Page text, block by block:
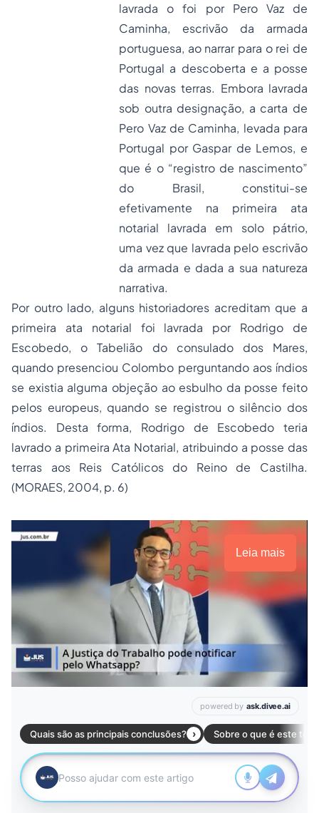
lavrada o foi por Pero Vaz de
Caminha, escrivão da armada
portuguesa, ao narrar para o rei de
Portugal a descoberta e a posse
das novas terras. Embora lavrada
sob outra designação, a carta de
Pero Vaz de Caminha, levada para
Portugal por Gaspar de Lemos, e
que é o “registro de nascimento”
do Brasil, constitui-se
efetivamente na primeira ata
notarial lavrada em solo pátrio,
uma vez que lavrada pelo escrivão
da armada e dada a sua natureza
narrativa.
Por outro lado, alguns historiadores acreditam que a
primeira ata notarial foi lavrada por Rodrigo de
Escobedo, o Tabelião do consulado dos Mares,
quando presenciou Colombo perguntando aos índios
se existia alguma objeção ao esbulho da posse feito
pelos europeus, quando se registrou o silêncio dos
índios. Desta forma, Rodrigo de Escobedo teria
lavrado a primeira Ata Notarial, atribuindo a posse das
terras aos Reis Católicos do Reino de Castilha.
(MORAES, 2004, p. 6)
Leia mais